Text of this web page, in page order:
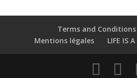
Terms and Conditions
Mentions légales
LIFE IS